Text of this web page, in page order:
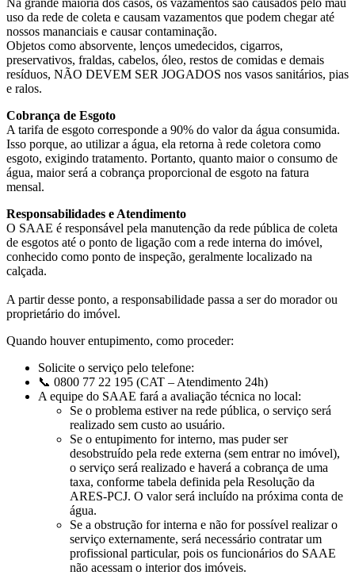
uso da rede de coleta e causam vazamentos que podem chegar até
nossos mananciais e causar contaminação.
Objetos como absorvente, lenços umedecidos, cigarros,
preservativos, fraldas, cabelos, óleo, restos de comidas e demais
resíduos, NÃO DEVEM SER JOGADOS nos vasos sanitários, pias
e ralos.
Cobrança de Esgoto
A tarifa de esgoto corresponde a 90% do valor da água consumida.
Isso porque, ao utilizar a água, ela retorna à rede coletora como
esgoto, exigindo tratamento. Portanto, quanto maior o consumo de
água, maior será a cobrança proporcional de esgoto na fatura
mensal.
Responsabilidades e Atendimento
O SAAE é responsável pela manutenção da rede pública de coleta
de esgotos até o ponto de ligação com a rede interna do imóvel,
conhecido como ponto de inspeção, geralmente localizado na
calçada.
A partir desse ponto, a responsabilidade passa a ser do morador ou
proprietário do imóvel.
Quando houver entupimento, como proceder:
Solicite o serviço pelo telefone:
📞 0800 77 22 195 (CAT – Atendimento 24h)
A equipe do SAAE fará a avaliação técnica no local:
Se o problema estiver na rede pública, o serviço será
realizado sem custo ao usuário.
Se o entupimento for interno, mas puder ser
desobstruído pela rede externa (sem entrar no imóvel),
o serviço será realizado e haverá a cobrança de uma
taxa, conforme tabela definida pela Resolução da
ARES-PCJ. O valor será incluído na próxima conta de
água.
Se a obstrução for interna e não for possível realizar o
serviço externamente, será necessário contratar um
profissional particular, pois os funcionários do SAAE
não acessam o interior dos imóveis.